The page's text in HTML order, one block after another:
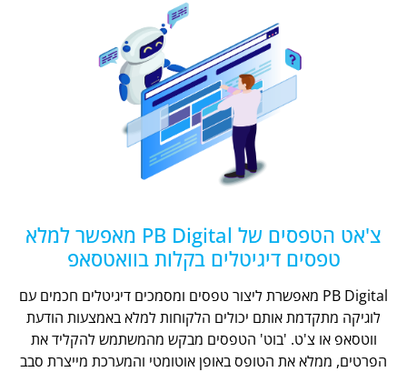
צ'אט הטפסים של PB Digital מאפשר למלא
טפסים דיגיטלים בקלות בוואטסאפ
PB Digital מאפשרת ליצור טפסים ומסמכים דיגיטלים חכמים עם
לוגיקה מתקדמת אותם יכולים הלקוחות למלא באמצעות הודעת
ווטסאפ או צ'ט. 'בוט' הטפסים מבקש מהמשתמש להקליד את
הפרטים, ממלא את הטופס באופן אוטומטי והמערכת מייצרת סבב